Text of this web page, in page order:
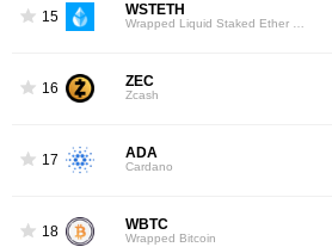
15 WSTETH
16 ZEC
Zcash
17 ADA
Cardano
18 WBTC
Wrapped Bitcoin